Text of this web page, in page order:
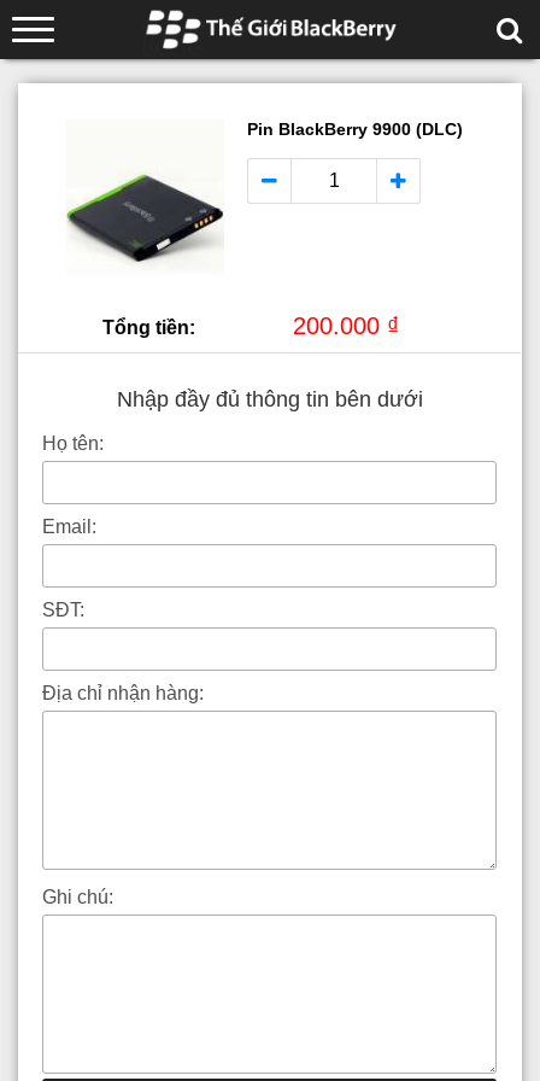
Pin BlackBerry 9900 (DLC)
Tổng tiền: 200.000 ₫
Nhập đầy đủ thông tin bên dưới
Họ tên:
Email:
SĐT:
Địa chỉ nhận hàng:
Ghi chú: